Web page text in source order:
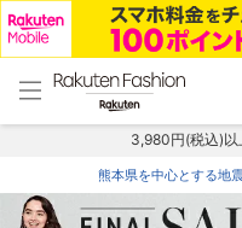
menu home
トップ
3,980円(税込)以
熊本県を中心とする地